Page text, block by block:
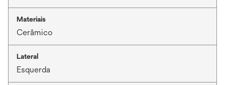
Materiais
Cerâmico
Lateral
Esquerda